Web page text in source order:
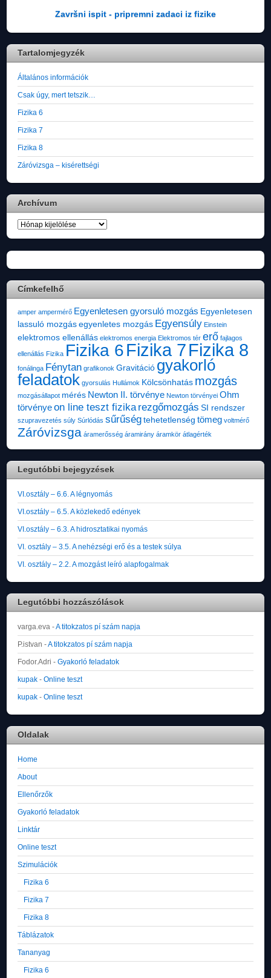
Završni ispit - pripremni zadaci iz fizike
Tartalomjegyzék
Általános információk
Csak úgy, mert tetszik…
Fizika 6
Fizika 7
Fizika 8
Záróvizsga – kisérettségi
Archívum
Archívum
Címkefelhő
amper ampermérő Egyenletesen gyorsuló mozgás Egyenletesen
lassuló mozgás egyenletes mozgás Egyensúly Einstein
elektromos ellenállás elektromos energia Elektromos tér erő fajlagos
ellenállás Fizika Fizika 6Fizika 7Fizika 8
fonálinga Fénytan grafikonok Gravitáció gyakorló
feladatok gyorsulás Hullámok Kölcsönhatás mozgás
mozgásállapot mérés Newton II. törvénye Newton törvényei Ohm
törvényeon line teszt fizika rezgőmozgás SI rendszer
szupravezetés súly Súrlódás sűrűség tehetetlenség tömeg voltmérő
Záróvizsga áramerősség áramirány áramkör átlagérték
Legutóbbi bejegyzések
VI.osztály – 6.6. A légnyomás
VI.osztály – 6.5. A közlekedő edények
VI.osztály – 6.3. A hidrosztatikai nyomás
VI. osztály – 3.5. A nehézségi erő és a testek súlya
VI. osztály – 2.2. A mozgást leíró alapfogalmak
Legutóbbi hozzászólások
varga.eva -A titokzatos pí szám napja
P.istvan -A titokzatos pí szám napja
Fodor.Adri -Gyakorló feladatok
kupak -Online teszt
kupak -Online teszt
Oldalak
Home
About
Ellenőrzők
Gyakorló feladatok
Linktár
Online teszt
Szimulációk
Fizika 6
Fizika 7
Fizika 8
Táblázatok
Tananyag
Fizika 6